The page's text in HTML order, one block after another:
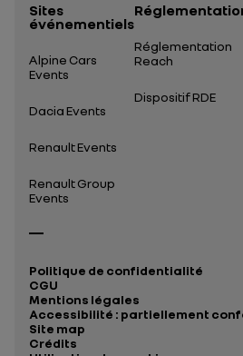
Sites
événementiels
Alpine Cars
Events
Dacia Events
Renault Events
Renault Group
Events
Réglementation
Reach
Dispositif RDE
Politique de confidentialité
CGU
Mentions légales
Accessibilité : partiellement
Site map
Crédits